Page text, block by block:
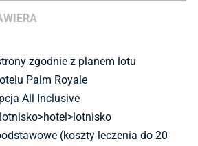
zgodnie z planem lotu
Palm Royale
All Inclusive
(koszty leczenia do 20